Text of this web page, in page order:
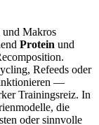
und Makros
Protein und
Refeeds oder
—
Trainingsreiz. In
die
oder sinnvolle